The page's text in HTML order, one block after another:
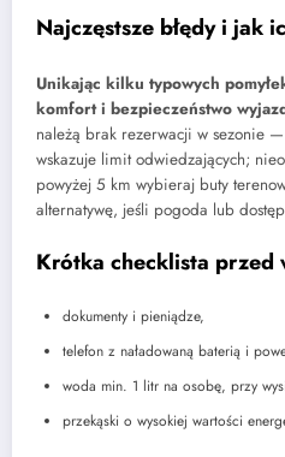
Najczęstsze błędy i jak
Unikając kilku typowych
komfort i bezpieczeństwo
należą brak rezerwacji w sezonie
wskazuje limit odwiedzających;
powyżej 5 km wybieraj buty
alternatywę, jeśli pogoda lub
Krótka checklista przed
dokumenty i pieniądze,
telefon z naładowaną baterią i
woda min. 1 litr na osobę, przy
przekąski o wysokiej wartości